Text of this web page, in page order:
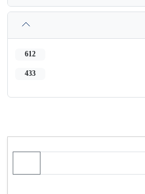
612
433